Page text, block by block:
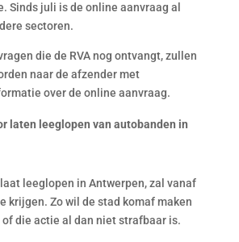
Sinds juli is de online aanvraag al
sectoren.
die de RVA nog ontvangt, zullen
naar de afzender met
over de online aanvraag.
laten leeglopen van autobanden in
leeglopen in Antwerpen, zal vanaf
krijgen. Zo wil de stad komaf maken
die actie al dan niet strafbaar is.